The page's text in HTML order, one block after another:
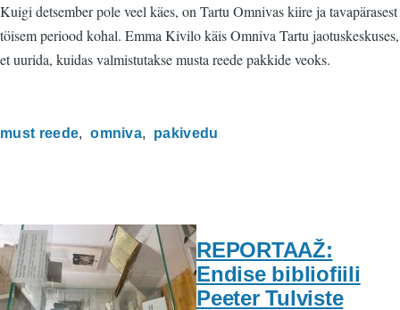
Kuigi detsember pole veel käes, on Tartu Omnivas kiire ja tavapärasest
töisem periood kohal. Emma Kivilo käis Omniva Tartu jaotuskeskuses,
et uurida, kuidas valmistutakse musta reede pakkide veoks.
must reede omniva pakivedu
REPORTAAŽ:
Endise bibliofiili
Peeter Tulviste